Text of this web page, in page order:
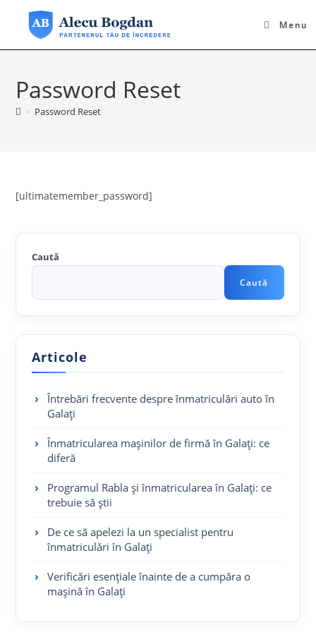
Menu
Password Reset
> Password Reset
[ultimatemember_password]
Caută
Caută
Articole
Întrebări frecvente despre înmatriculări auto în
Galați
Înmatricularea mașinilor de firmă în Galați: ce
diferă
Programul Rabla și înmatricularea în Galați: ce
trebuie să știi
De ce să apelezi la un specialist pentru
înmatriculări în Galați
Verificări esențiale înainte de a cumpăra o
mașină în Galați